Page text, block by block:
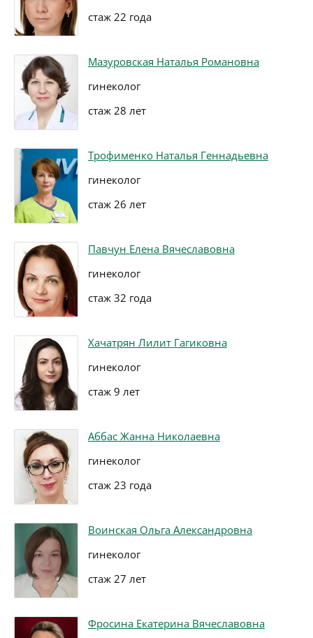
стаж 22 года
Мазуровская Наталья Романовна
гинеколог
стаж 28 лет
Трофименко Наталья Геннадьевна
гинеколог
стаж 26 лет
Павчун Елена Вячеславовна
гинеколог
стаж 32 года
Хачатрян Лилит Гагиковна
гинеколог
стаж 9 лет
Аббас Жанна Николаевна
гинеколог
стаж 23 года
Воинская Ольга Александровна
гинеколог
стаж 27 лет
Фросина Екатерина Вячеславовна